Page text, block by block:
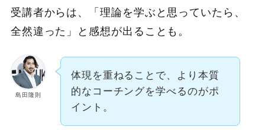
受講者からは、「理論を学ぶと思っていたら、
全然違った」と感想が出ることも。
島田隆則
体現を重ねることで、より本質
的なコーチングを学べるのがポ
イント。